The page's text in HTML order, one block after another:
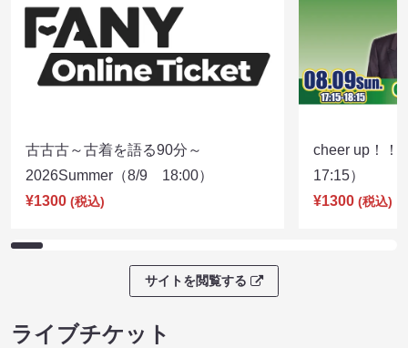
古古古～古着を語る90分～
2026Summer（8/9 18:00）
¥1300 (税込)
cheer up！
17:15）
¥1300 (税込)
サイトを閲覧する
ライブチケット